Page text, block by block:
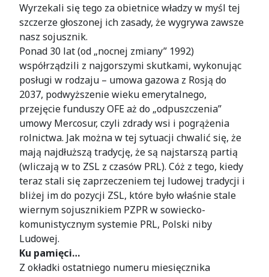
Wyrzekali się tego za obietnice władzy w myśl tej
szczerze głoszonej ich zasady, że wygrywa zawsze
nasz sojusznik.
Ponad 30 lat (od „nocnej zmiany” 1992)
współrządzili z najgorszymi skutkami, wykonując
posługi w rodzaju – umowa gazowa z Rosją do
2037, podwyższenie wieku emerytalnego,
przejęcie funduszy OFE aż do „odpuszczenia”
umowy Mercosur, czyli zdrady wsi i pogrążenia
rolnictwa. Jak można w tej sytuacji chwalić się, że
mają najdłuższą tradycję, że są najstarszą partią
(wliczają w to ZSL z czasów PRL). Cóż z tego, kiedy
teraz stali się zaprzeczeniem tej ludowej tradycji i
bliżej im do pozycji ZSL, które było właśnie stale
wiernym sojusznikiem PZPR w sowiecko-
komunistycznym systemie PRL, Polski niby
Ludowej.
Ku pamięci…
Z okładki ostatniego numeru miesięcznika